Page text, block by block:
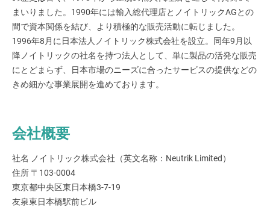
まいりました。1990年には輸入総代理店とノイトリックAGとの
間で資本関係を結び、より積極的な販売活動に転じました。
1996年8月に日本法人ノイトリック株式会社を設立。同年9月以
降ノイトリックの社名を持つ法人として、単に製品の活発な販売
にとどまらず、日本市場のニーズに合ったサービスの提供などの
きめ細かな事業展開を進めております。
会社概要
社名 ノイトリック株式会社（英文名称：Neutrik Limited）
住所 〒103-0004
東京都中央区東日本橋3-7-19
友泉東日本橋駅前ビル